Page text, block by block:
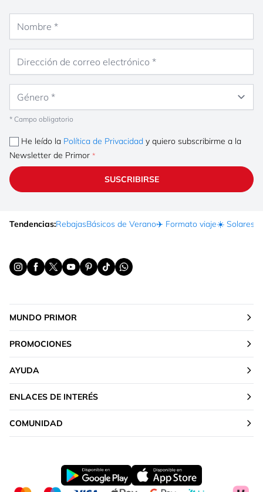
* Campo obligatorio
He leído la Política de Privacidad y quiero subscribirme a la
Newsletter de Primor
SUSCRIBIRSE
Tendencias:RebajasBásicos de Verano✈️ Formato viaje☀️ Solares
MUNDO PRIMOR
PROMOCIONES
AYUDA
ENLACES DE INTERÉS
COMUNIDAD